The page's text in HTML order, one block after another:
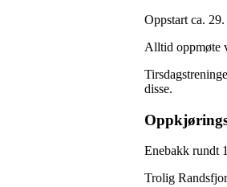
Oppstart ca.
Alltid oppmøte
disse.
Enebakk rundt
Trolig